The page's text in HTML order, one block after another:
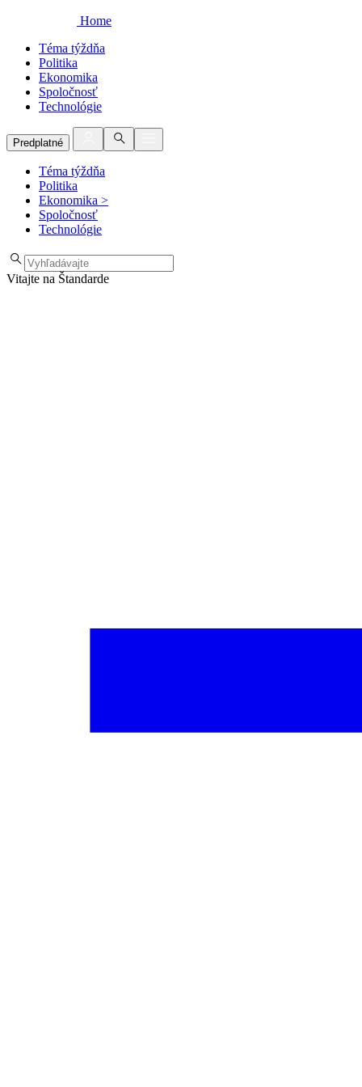
Home
Téma týždňa
Politika
Ekonomika
Spoločnosť
Technológie
Predplatné
Téma týždňa
Politika
Ekonomika >
Spoločnosť
Technológie
Vitajte na Štandarde